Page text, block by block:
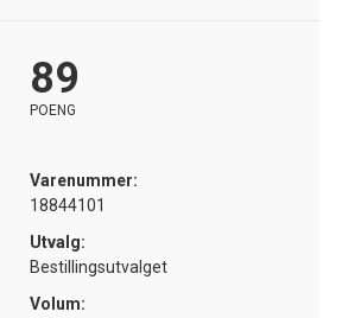
89
POENG
Varenummer:
18844101
Utvalg:
Bestillingsutvalget
Volum: